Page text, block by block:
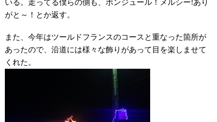
いる。走ってる僕らの側も、ボンジュール！メルシー!あり
がと～！とか返す。
また、今年はツールドフランスのコースと重なった箇所が
あったので、沿道には様々な飾りがあって目を楽しませて
くれた。